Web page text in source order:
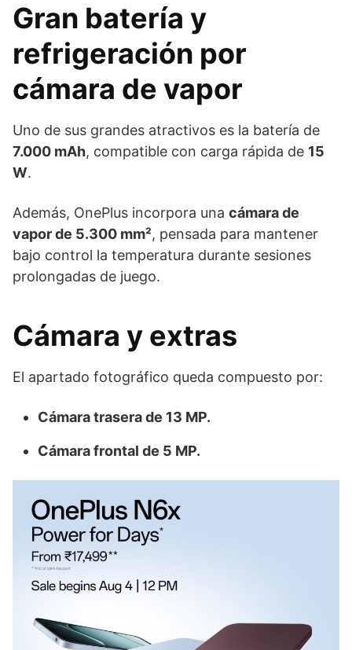
Gran batería y
refrigeración por
cámara de vapor
Uno de sus grandes atractivos es la batería de
7.000 mAh, compatible con carga rápida de 15
W.
Además, OnePlus incorpora una cámara de
vapor de 5.300 mm², pensada para mantener
bajo control la temperatura durante sesiones
prolongadas de juego.
Cámara y extras
El apartado fotográfico queda compuesto por:
Cámara trasera de 13 MP.
Cámara frontal de 5 MP.